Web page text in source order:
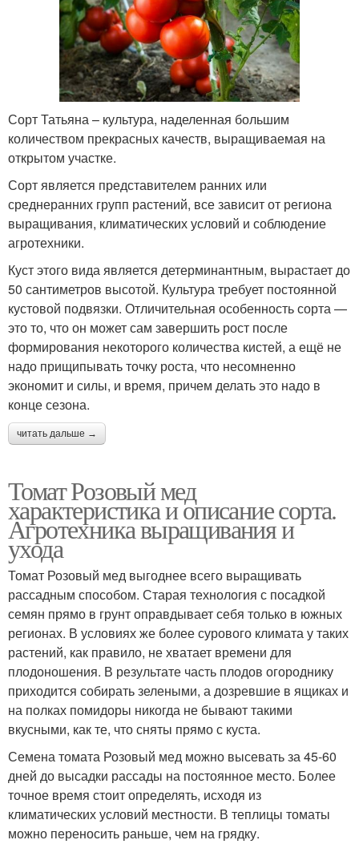
Сорт Татьяна – культура, наделенная большим
количеством прекрасных качеств, выращиваемая на
открытом участке.
Сорт является представителем ранних или
среднеранних групп растений, все зависит от региона
выращивания, климатических условий и соблюдение
агротехники.
Куст этого вида является детерминантным, вырастает до
50 сантиметров высотой. Культура требует постоянной
кустовой подвязки. Отличительная особенность сорта —
это то, что он может сам завершить рост после
формирования некоторого количества кистей, а ещё не
надо прищипывать точку роста, что несомненно
экономит и силы, и время, причем делать это надо в
конце сезона.
читать дальше →
Томат Розовый мед
характеристика и описание сорта.
Агротехника выращивания и
ухода
Томат Розовый мед выгоднее всего выращивать
рассадным способом. Старая технология с посадкой
семян прямо в грунт оправдывает себя только в южных
регионах. В условиях же более сурового климата у таких
растений, как правило, не хватает времени для
плодоношения. В результате часть плодов огороднику
приходится собирать зелеными, а дозревшие в ящиках и
на полках помидоры никогда не бывают такими
вкусными, как те, что сняты прямо с куста.
Семена томата Розовый мед можно высевать за 45-60
дней до высадки рассады на постоянное место. Более
точное время стоит определять, исходя из
климатических условий местности. В теплицы томаты
можно переносить раньше, чем на грядку.